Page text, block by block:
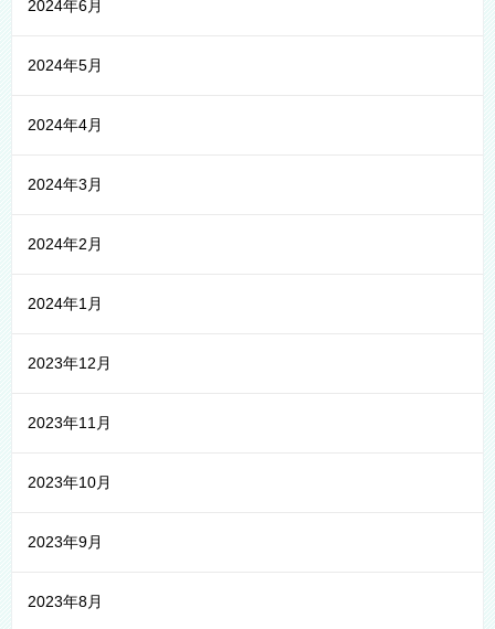
2024年6月
2024年5月
2024年4月
2024年3月
2024年2月
2024年1月
2023年12月
2023年11月
2023年10月
2023年9月
2023年8月